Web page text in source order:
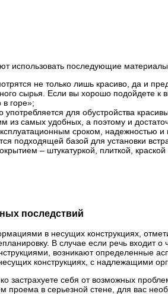
использовать последующие
не только лишь красиво, да и
сырья. Если вы хорошо подойдете
горе»;
для обустройства
из самых удобных, а поэтому и
сроком,
подходящей базой для установки
– штукатуркой, плиткой,
последствий
в несущих конструкциях,
В случае если речь входит
возникают определенные
конструкциях, с надлежащими
себя от возможных
проема в серьезной стене, для вас